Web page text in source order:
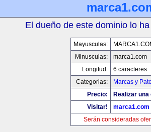
El dueño de este dominio lo
Mayusculas:
Minusculas:
marca1.com
Longitud:
6 caracteres
Categorias:
Marcas y
Precio:
Realizar
Visitar!
marca1.com
Serán consideradas